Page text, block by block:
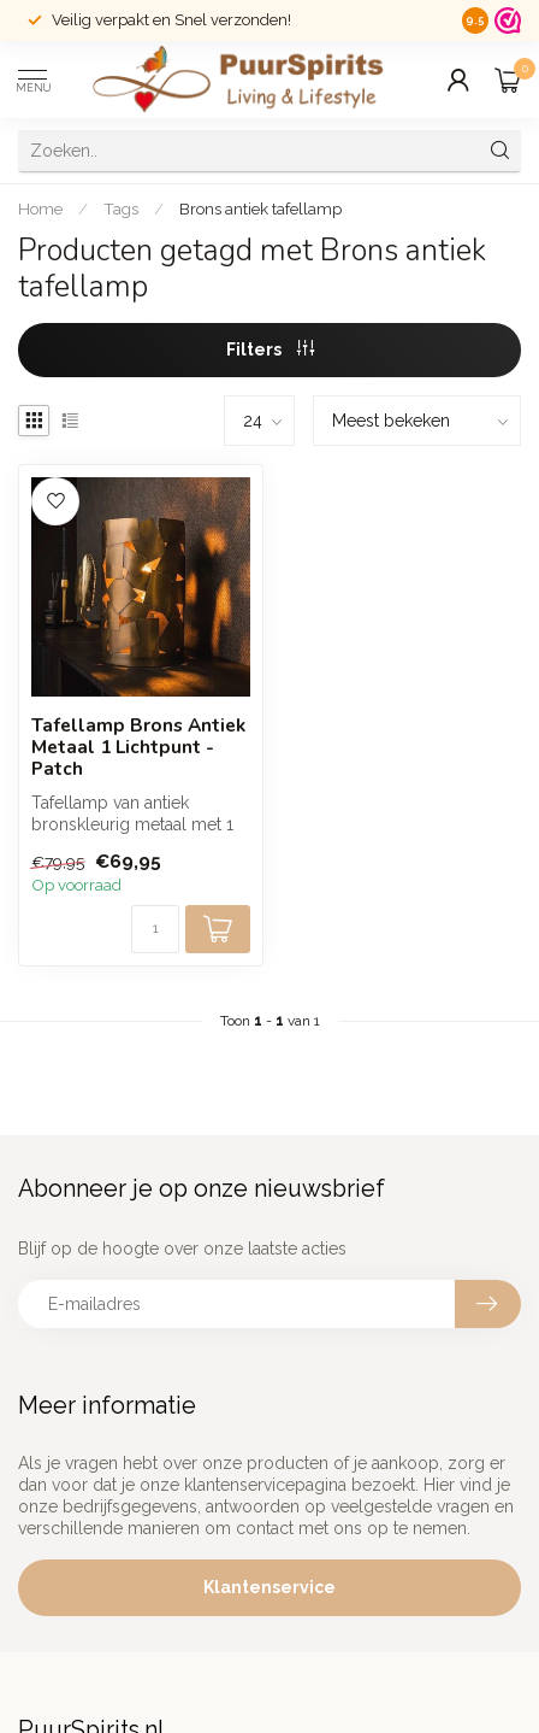
Veilig verpakt en Snel verzonden! 14 dagen
9.5
MENU
0
Home / Tags / Brons antiek tafellamp
Producten getagd met Brons antiek
tafellamp
Filters
Tafellamp Brons Antiek
Metaal 1 Lichtpunt -
Patch
Tafellamp van antiek
bronskleurig metaal met 1
cilindervormig d...
€79,95 €69,95
Op voorraad
Toon 1 - 1 van 1
Meer informatie
Als je vragen hebt over onze producten of je aankoop, zorg er
dan voor dat je onze klantenservicepagina bezoekt. Hier vind je
onze bedrijfsgegevens, antwoorden op veelgestelde vragen en
verschillende manieren om contact met ons op te nemen.
Klantenservice
Abonneer je op onze nieuwsbrief
Blijf op de hoogte over onze laatste acties